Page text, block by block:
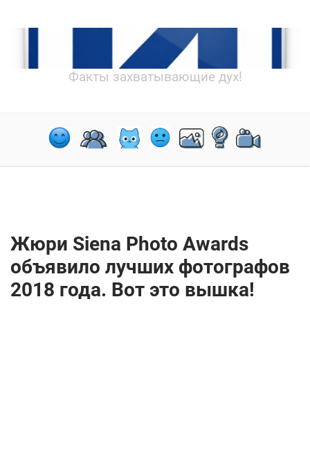
Факты захватывающие дух!
Жюри Siena Photo Awards
объявило лучших фотографов
2018 года. Вот это вышка!